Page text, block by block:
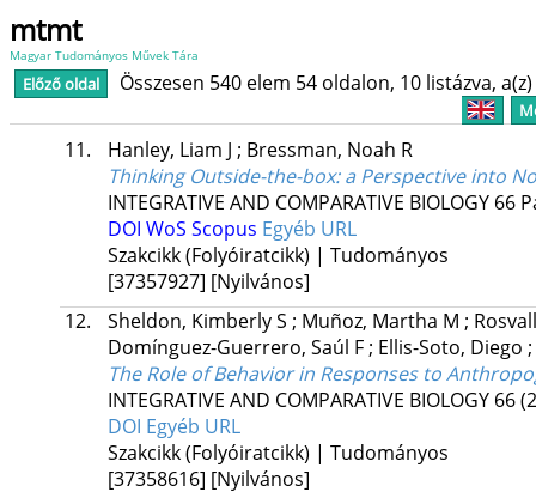
mtmt
Magyar Tudományos Művek Tára
Előző oldal Összesen 540 elem 54 oldalon, 10 listázva,
11. Hanley, Liam J ; Bressman, Noah R
Thinking Outside-the-box: a Perspective into
INTEGRATIVE AND COMPARATIVE BIOLOGY 66
DOI WoS Scopus Egyéb URL
Szakcikk (Folyóiratcikk) | Tudományos
[37357927] [Nyilvános]
12.
Sheldon, Kimberly S ; Muñoz, Martha M ;
Domínguez-Guerrero, Saúl F; Ellis-Soto, Diego ;
The Role of Behavior in Responses to
INTEGRATIVE AND COMPARATIVE BIOLOGY 66
DOI Egyéb URL
Szakcikk (Folyóiratcikk) | Tudományos
[37358616] [Nyilvános]